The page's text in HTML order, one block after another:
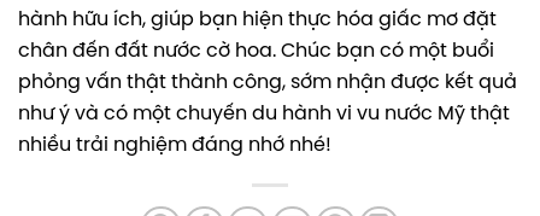
hành hữu ích, giúp bạn hiện thực hóa giấc mơ đặt
chân đến đất nước cờ hoa. Chúc bạn có một buổi
phỏng vấn thật thành công, sớm nhận được kết quả
như ý và có một chuyến du hành vi vu nước Mỹ thật
nhiều trải nghiệm đáng nhớ nhé!